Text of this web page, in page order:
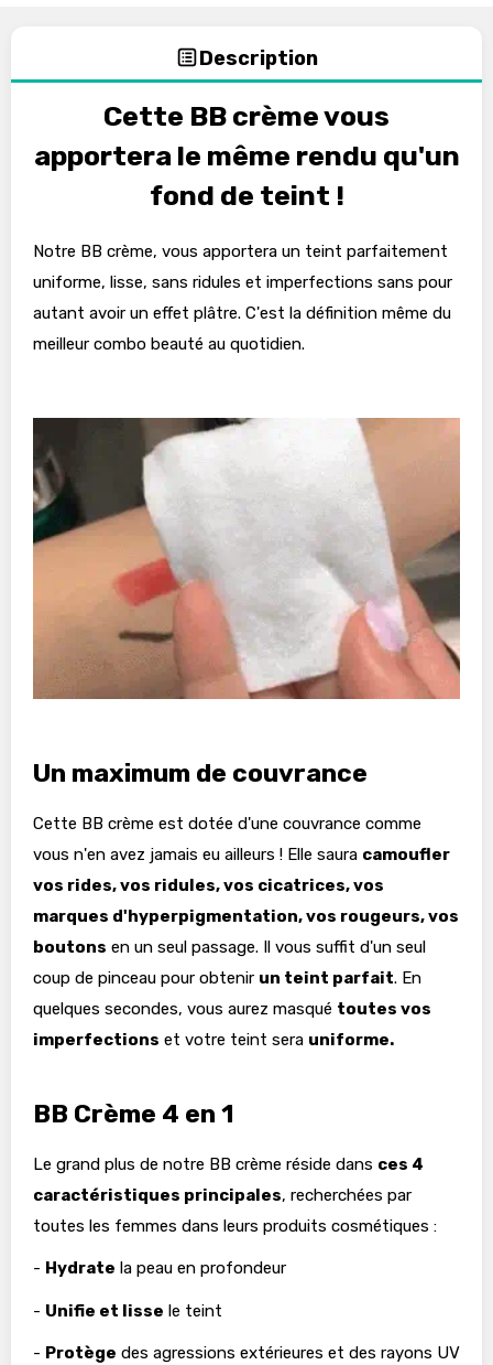
Description
Cette BB crème vous
apportera le même rendu qu'un
fond de teint !
Notre BB crème, vous apportera un teint parfaitement
uniforme, lisse, sans ridules et imperfections sans pour
autant avoir un effet plâtre. C'est la définition même du
meilleur combo beauté au quotidien.
Un maximum de couvrance
Cette BB crème est dotée d'une couvrance comme
vous n'en avez jamais eu ailleurs ! Elle saura camoufler
vos rides, vos ridules, vos cicatrices, vos
marques d'hyperpigmentation, vos rougeurs, vos
boutons en un seul passage. Il vous suffit d'un seul
coup de pinceau pour obtenir un teint parfait. En
quelques secondes, vous aurez masqué toutes vos
imperfections et votre teint sera uniforme.
BB Crème 4 en 1
Le grand plus de notre BB crème réside dans ces 4
caractéristiques principales, recherchées par
toutes les femmes dans leurs produits cosmétiques :
- Hydrate la peau en profondeur
- Unifie et lisse le teint
- Protège des agressions extérieures et des rayons UV